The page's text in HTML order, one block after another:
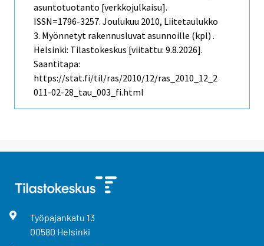
asuntotuotanto [verkkojulkaisu].
ISSN=1796-3257. Joulukuu 2010, Liitetaulukko
3. Myönnetyt rakennusluvat asunnoille (kpl) .
Helsinki: Tilastokeskus [viitattu: 9.8.2026].
Saantitapa:
https://stat.fi/til/ras/2010/12/ras_2010_12_2
011-02-28_tau_003_fi.html
Työpajankatu 13
00580 Helsinki